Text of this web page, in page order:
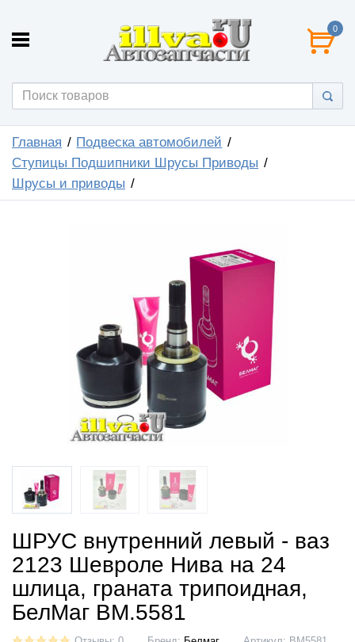
0
Главная
Подвеска автомобилей
Ступицы Подшипники Шрусы Приводы
Шрусы и приводы
ШРУС внутренний левый - ваз
2123 Шевроле Нива на 24
шлица, граната трипоидная,
БелМаг BM.5581